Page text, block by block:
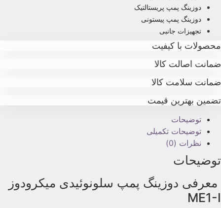
دوزینگ پمپ پریستالتیک
دوزینگ پمپ پیستونی
تجهیزات جانبی
محصولات با کیفیت
ضمانت اصالت کالا
ضمانت سلامت کالا
تضمین بهترین قیمت
توضیحات
توضیحات تکمیلی
نظرات (0)
توضیحات
معرفی دوزینگ پمپ سلونوئیدی میکرودوز
ME1-I